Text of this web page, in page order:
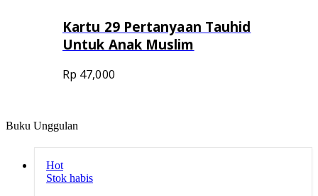
Kartu 29 Pertanyaan Tauhid
Untuk Anak Muslim
Rp 47,000
Buku Unggulan
Hot
Stok habis